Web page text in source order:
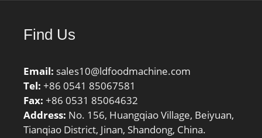
Find Us
Email: sales10@ldfoodmachine.com
Tel: +86 0541 85067581
Fax: +86 0531 85064632
Address: No. 156, Huangqiao Village, Beiyuan,
Tianqiao District, Jinan, Shandong, China.